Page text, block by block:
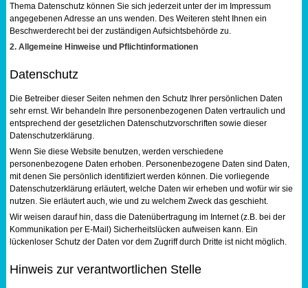
Thema Datenschutz können Sie sich jederzeit unter der im Impressum
angegebenen Adresse an uns wenden. Des Weiteren steht Ihnen ein
Beschwerderecht bei der zuständigen Aufsichtsbehörde zu.
2. Allgemeine Hinweise und Pflichtinformationen
Datenschutz
Die Betreiber dieser Seiten nehmen den Schutz Ihrer persönlichen Daten
sehr ernst. Wir behandeln Ihre personenbezogenen Daten vertraulich und
entsprechend der gesetzlichen Datenschutzvorschriften sowie dieser
Datenschutzerklärung.
Wenn Sie diese Website benutzen, werden verschiedene
personenbezogene Daten erhoben. Personenbezogene Daten sind Daten,
mit denen Sie persönlich identifiziert werden können. Die vorliegende
Datenschutzerklärung erläutert, welche Daten wir erheben und wofür wir sie
nutzen. Sie erläutert auch, wie und zu welchem Zweck das geschieht.
Wir weisen darauf hin, dass die Datenübertragung im Internet (z.B. bei der
Kommunikation per E-Mail) Sicherheitslücken aufweisen kann. Ein
lückenloser Schutz der Daten vor dem Zugriff durch Dritte ist nicht möglich.
Hinweis zur verantwortlichen Stelle